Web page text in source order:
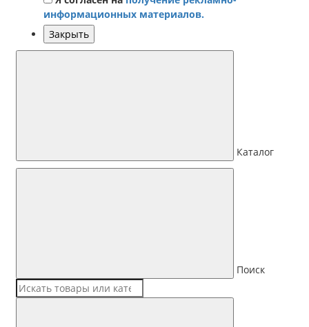
информационных материалов.
Закрыть
Каталог
Поиск